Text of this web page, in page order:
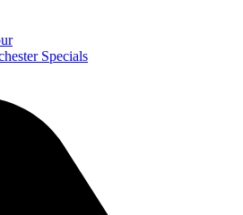
Specials